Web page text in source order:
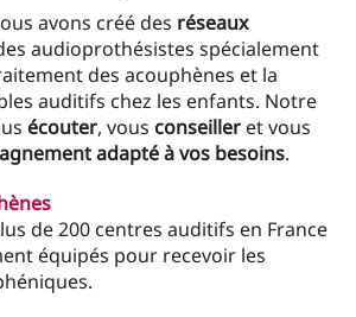
avons créé des réseaux
audioprothésistes spécialement
des acouphènes et la
auditifs chez les enfants. Notre
écouter, vous conseiller et vous
adapté à vos besoins.
de 200 centres auditifs en France
équipés pour recevoir les